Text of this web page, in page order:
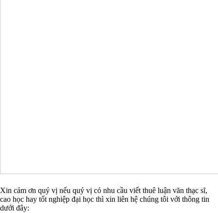
Xin cảm ơn quý vị nếu quý vị có nhu cầu viết thuê luận văn thạc sĩ,
cao học hay tốt nghiệp đại học thì xin liên hệ chúng tôi với thông tin
dưới đây: